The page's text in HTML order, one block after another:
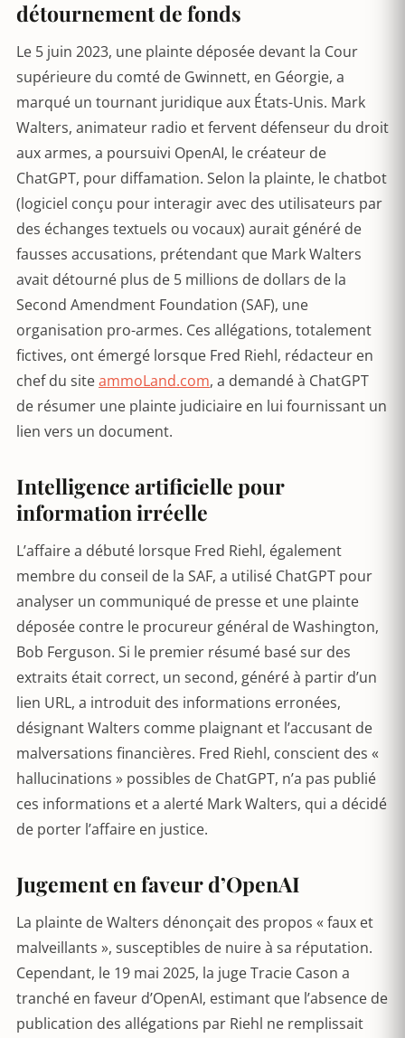
détournement de fonds
Le 5 juin 2023, une plainte déposée devant la Cour
supérieure du comté de Gwinnett, en Géorgie, a
marqué un tournant juridique aux États-Unis. Mark
Walters, animateur radio et fervent défenseur du droit
aux armes, a poursuivi OpenAI, le créateur de
ChatGPT, pour diffamation. Selon la plainte, le chatbot
(logiciel conçu pour interagir avec des utilisateurs par
des échanges textuels ou vocaux) aurait généré de
fausses accusations, prétendant que Mark Walters
avait détourné plus de 5 millions de dollars de la
Second Amendment Foundation (SAF), une
organisation pro-armes. Ces allégations, totalement
fictives, ont émergé lorsque Fred Riehl, rédacteur en
chef du siteammoLand.com, a demandé à ChatGPT
de résumer une plainte judiciaire en lui fournissant un
lien vers un document.
Intelligence artificielle pour
information irréelle
L’affaire a débuté lorsque Fred Riehl, également
membre du conseil de la SAF, a utilisé ChatGPT pour
analyser un communiqué de presse et une plainte
déposée contre le procureur général de Washington,
Bob Ferguson. Si le premier résumé basé sur des
extraits était correct, un second, généré à partir d’un
lien URL, a introduit des informations erronées,
désignant Walters comme plaignant et l’accusant de
malversations financières. Fred Riehl, conscient des «
hallucinations » possibles de ChatGPT, n’a pas publié
ces informations et a alerté Mark Walters, qui a décidé
de porter l’affaire en justice.
Jugement en faveur d’OpenAI
La plainte de Walters dénonçait des propos « faux et
malveillants », susceptibles de nuire à sa réputation.
Cependant, le 19 mai 2025, la juge Tracie Cason a
tranché en faveur d’OpenAI, estimant que l’absence de
publication des allégations par Riehl ne remplissait